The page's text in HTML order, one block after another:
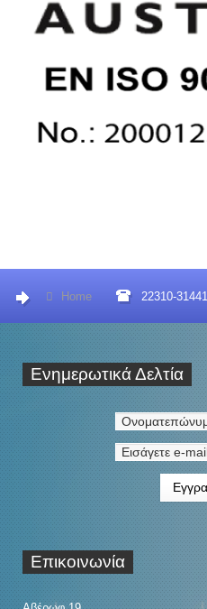
Home 22310-31441
ΕνημερωτικάΔελτία
Επικοινωνία